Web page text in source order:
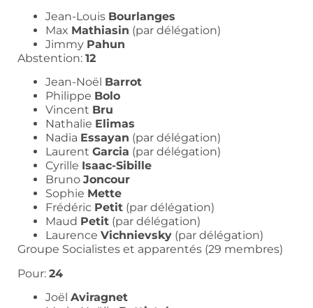
Jean-Louis Bourlanges
Max Mathiasin (par délégation)
Jimmy Pahun
Abstention: 12
Jean-Noël Barrot
Philippe Bolo
Vincent Bru
Nathalie Elimas
Nadia Essayan (par délégation)
Laurent Garcia (par délégation)
Cyrille Isaac-Sibille
Bruno Joncour
Sophie Mette
Frédéric Petit (par délégation)
Maud Petit (par délégation)
Laurence Vichnievsky (par délégation)
Groupe Socialistes et apparentés (29 membres)
Pour: 24
Joël Aviragnet